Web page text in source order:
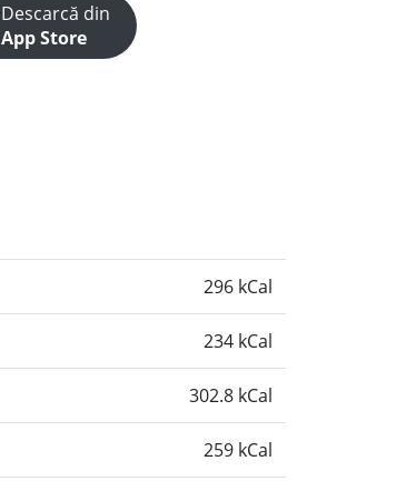
Descarcă din
App Store
296 kCal
234 kCal
302.8 kCal
259 kCal